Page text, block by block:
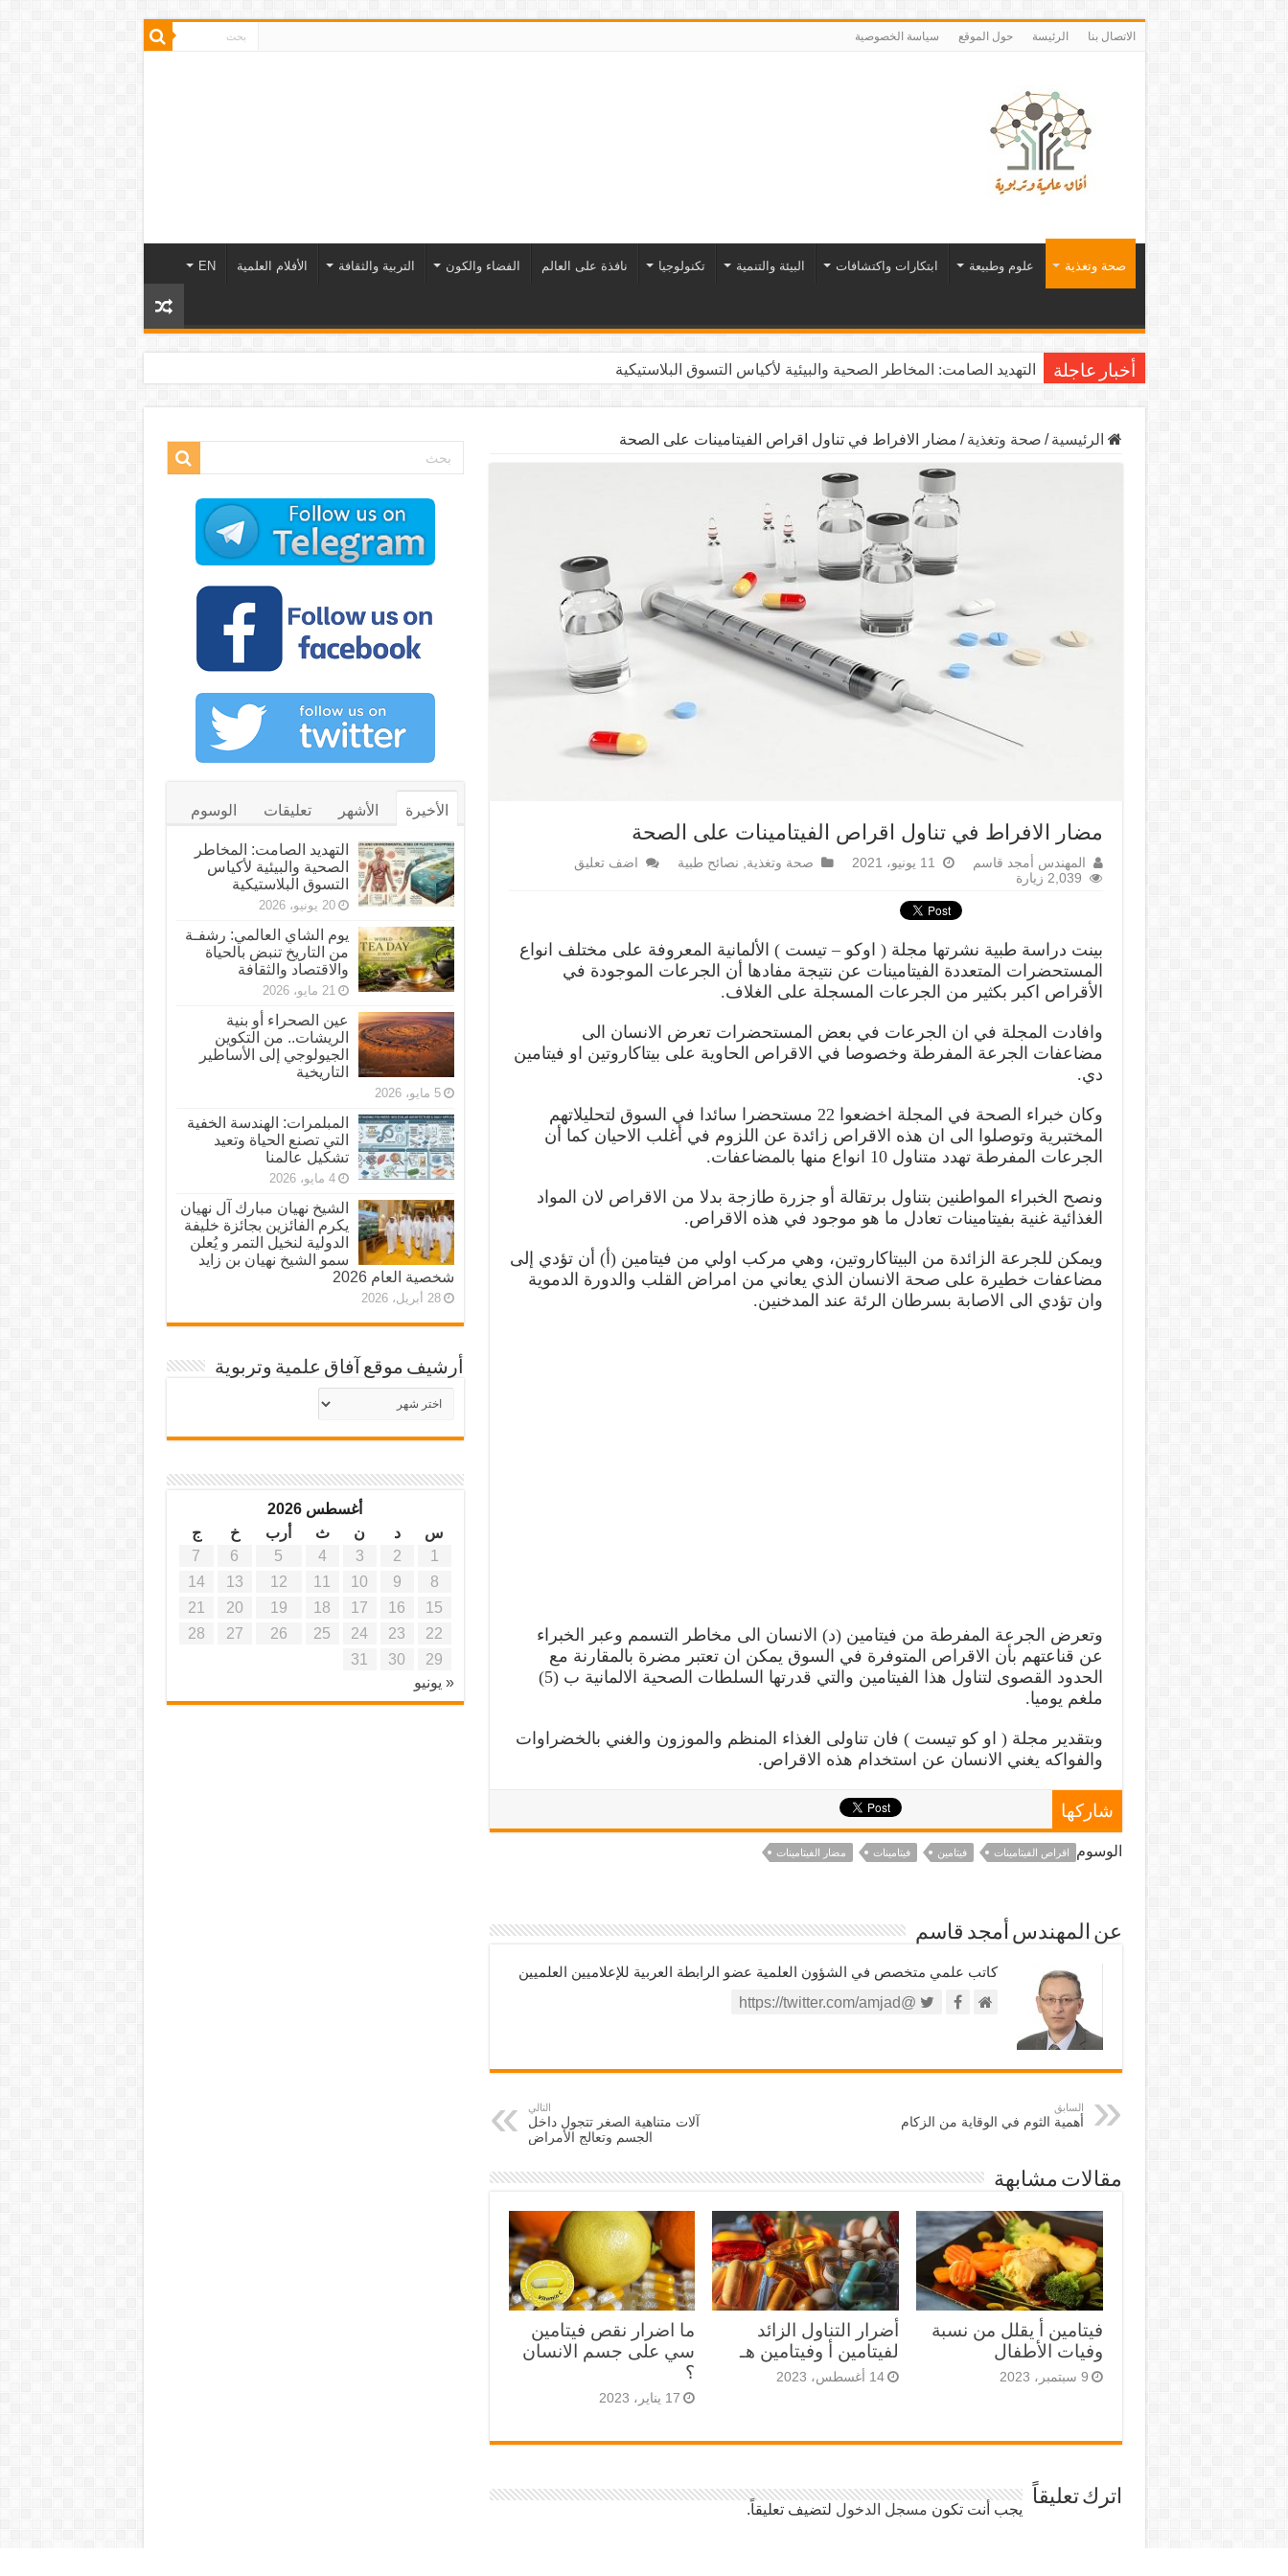
الاتصال بنا الرئيسة حول الموقع سياسة الخصوصية
صحة وتغذية علوم وطبيعة ابتكارات واكتشافات البيئة والتنمية تكنولوجيا نافذة على العالم الفضاء والكون التربية والثقافة الأفلام العلمية EN
أخبار عاجلة التهديد الصامت: المخاطر الصحية والبيئية لأكياس التسوق البلاستيكية
الرئيسية / صحة وتغذية / مضار الافراط في تناول اقراص الفيتامينات على الصحة
مضار الافراط في تناول اقراص الفيتامينات على الصحة
المهندس أمجد قاسم 11 يونيو، 2021 صحة وتغذية, نصائح طبية
اضف تعليق
2,039 زيارة
بينت دراسة طبية نشرتها مجلة ( اوكو – تيست ) الألمانية المعروفة على مختلف انواع
المستحضرات المتعددة الفيتامينات عن نتيجة مفادها أن الجرعات الموجودة في
الأقراص اكبر بكثير من الجرعات المسجلة على الغلاف.
وافادت المجلة في ان الجرعات في بعض المستحضرات تعرض الانسان الى
مضاعفات الجرعة المفرطة وخصوصا في الاقراص الحاوية على بيتاكاروتين او فيتامين
دي.
وكان خبراء الصحة في المجلة اخضعوا 22 مستحضرا سائدا في السوق لتحليلاتهم
المختبرية وتوصلوا الى ان هذه الاقراص زائدة عن اللزوم في أغلب الاحيان كما أن
الجرعات المفرطة تهدد متناول 10 انواع منها بالمضاعفات.
ونصح الخبراء المواطنين بتناول برتقالة أو جزرة طازجة بدلا من الاقراص لان المواد
الغذائية غنية بفيتامينات تعادل ما هو موجود في هذه الاقراص.
ويمكن للجرعة الزائدة من البيتاكاروتين، وهي مركب اولي من فيتامين (أ) أن تؤدي إلى
مضاعفات خطيرة على صحة الانسان الذي يعاني من امراض القلب والدورة الدموية
وان تؤدي الى الاصابة بسرطان الرئة عند المدخنين.
وتعرض الجرعة المفرطة من فيتامين (د) الانسان الى مخاطر التسمم وعبر الخبراء
عن قناعتهم بأن الاقراص المتوفرة في السوق يمكن ان تعتبر مضرة بالمقارنة مع
الحدود القصوى لتناول هذا الفيتامين والتي قدرتها السلطات الصحية الالمانية ب (5)
ملغم يوميا.
وبتقدير مجلة ( او کو تیست ) فان تناولى الغذاء المنظم والموزون والغني بالخضراوات
والفواكه يغني الانسان عن استخدام هذه الاقراص.
شاركها
الوسوم اقراص الفيتامينات فيتامين فيتامينات مضار الفيتامينات
عن المهندس أمجد قاسم
كاتب علمي متخصص في الشؤون العلمية عضو الرابطة العربية للإعلاميين العلميين
@https://twitter.com/amjad
السابق
أهمية الثوم في الوقاية من الزكام
التالي
آلات متناهية الصغر تتجول داخل
الجسم وتعالج الأمراض
مقالات مشابهة
فيتامين أ يقلل من نسبة
وفيات الأطفال
9 سبتمبر، 2023
أضرار التناول الزائد
لفيتامين أ وفيتامين هـ
14 أغسطس، 2023
ما اضرار نقص فيتامين
سي على جسم الانسان
؟
17 يناير، 2023
اترك تعليقاً
يجب أنت تكون مسجل الدخول لتضيف تعليقاً.
الأخيرة الأشهر تعليقات الوسوم
التهديد الصامت: المخاطر
الصحية والبيئية لأكياس
التسوق البلاستيكية
20 يونيو، 2026
يوم الشاي العالمي: رشفـة
من التاريخ تنبض بالحياة
والاقتصاد والثقافة
21 مايو، 2026
عين الصحراء أو بنية
الريشات.. من التكوين
الجيولوجي إلى الأساطير
التاريخية
5 مايو، 2026
المبلمرات: الهندسة الخفية
التي تصنع الحياة وتعيد
تشكيل عالمنا
4 مايو، 2026
الشيخ نهيان مبارك آل نهيان
يكرم الفائزين بجائزة خليفة
الدولية لنخيل التمر و يُعلن
سمو الشيخ نهيان بن زايد
شخصية العام 2026
28 أبريل، 2026
أرشيف موقع آفاق علمية وتربوية
أرشيف
موقع
أغسطس 2026
س
د ن ث أرب خ
ج
1
2
3
4
5
6
7
8
9
10
11
12
13
14
15
16
17
18
19
20
21
22
23
24
25
26
27
28
29
30
31
« يونيو